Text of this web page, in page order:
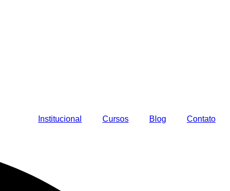
Institucional Cursos Blog Contato